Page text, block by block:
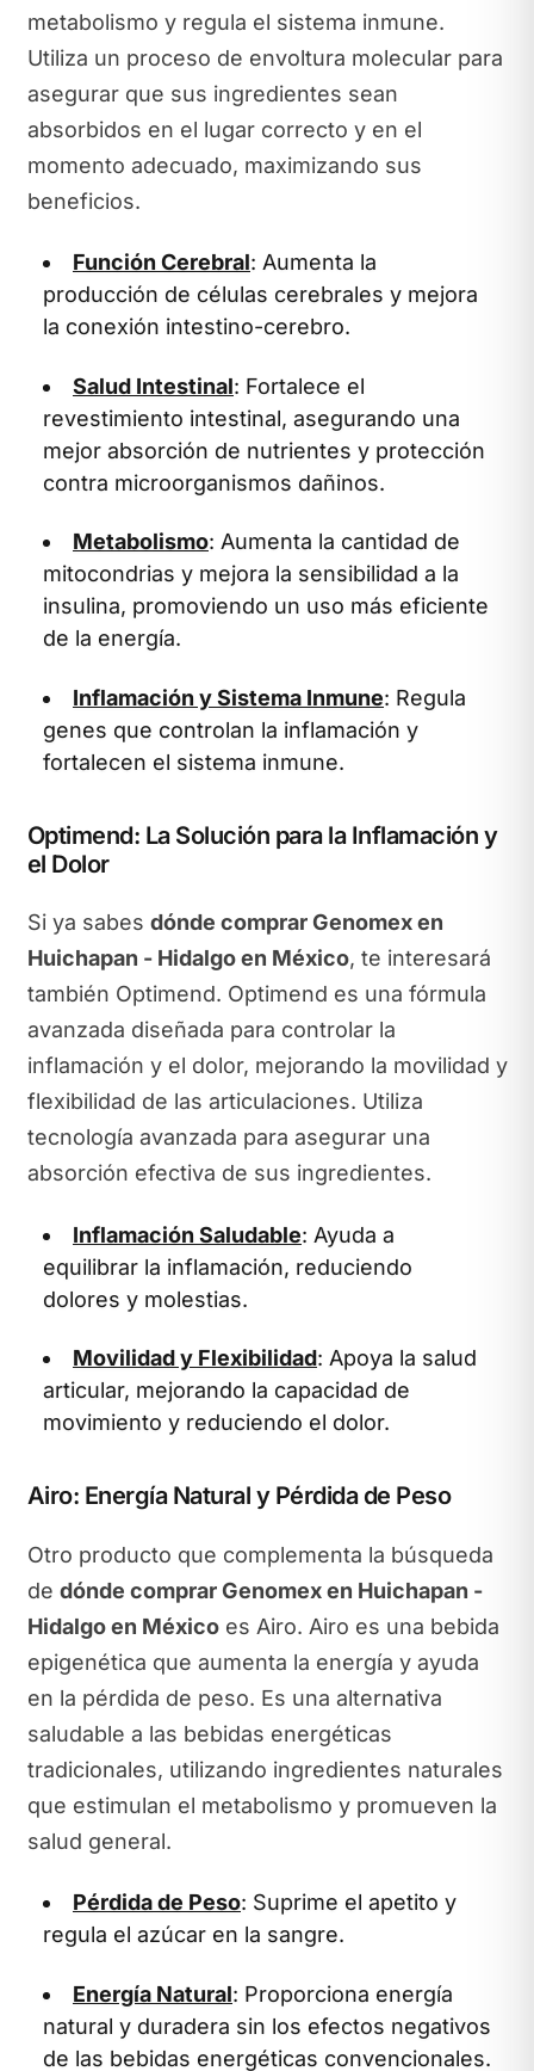
metabolismo y regula el sistema inmune.
Utiliza un proceso de envoltura molecular para
asegurar que sus ingredientes sean
absorbidos en el lugar correcto y en el
momento adecuado, maximizando sus
beneficios.
Función Cerebral: Aumenta la
producción de células cerebrales y mejora
la conexión intestino-cerebro.
Salud Intestinal: Fortalece el
revestimiento intestinal, asegurando una
mejor absorción de nutrientes y protección
contra microorganismos dañinos.
Metabolismo: Aumenta la cantidad de
mitocondrias y mejora la sensibilidad a la
insulina, promoviendo un uso más eficiente
de la energía.
Inflamación y Sistema Inmune: Regula
genes que controlan la inflamación y
fortalecen el sistema inmune.
Optimend: La Solución para la Inflamación y
el Dolor
Si ya sabes dónde comprar Genomex en
Huichapan - Hidalgo en México, te interesará
también Optimend. Optimend es una fórmula
avanzada diseñada para controlar la
inflamación y el dolor, mejorando la movilidad y
flexibilidad de las articulaciones. Utiliza
tecnología avanzada para asegurar una
absorción efectiva de sus ingredientes.
Inflamación Saludable: Ayuda a
equilibrar la inflamación, reduciendo
dolores y molestias.
Movilidad y Flexibilidad: Apoya la salud
articular, mejorando la capacidad de
movimiento y reduciendo el dolor.
Airo: Energía Natural y Pérdida de Peso
Otro producto que complementa la búsqueda
de dónde comprar Genomex en Huichapan -
Hidalgo en Méxicoes Airo. Airo es una bebida
epigenética que aumenta la energía y ayuda
en la pérdida de peso. Es una alternativa
saludable a las bebidas energéticas
tradicionales, utilizando ingredientes naturales
que estimulan el metabolismo y promueven la
salud general.
Pérdida de Peso: Suprime el apetito y
regula el azúcar en la sangre.
Energía Natural: Proporciona energía
natural y duradera sin los efectos negativos
de las bebidas energéticas convencionales.